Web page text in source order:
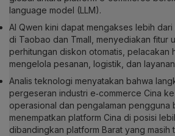
language model (LLM).
AI Qwen kini dapat mengakses lebih
di Taobao dan Tmall, menyediakan fitur
perhitungan diskon otomatis, pelacakan
mengelola pesanan, logistik, dan
Analis teknologi menyatakan bahwa
pergeseran industri e‑commerce Cina
operasional dan pengalaman pengguna
menempatkan platform Cina di posisi
dibandingkan platform Barat yang masih